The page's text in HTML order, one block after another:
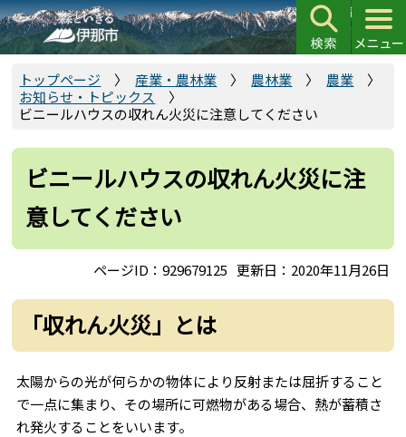
こ
の
ペ
先
トップページ 産業・農林業 農林業
農業
お知らせ・トピックス
ビニールハウスの収れん火災に注意してください
ビニールハウスの収れん火災に注
意してください
ページID：929679125 更新日：2020年11月26日
「収れん火災」とは
太陽からの光が何らかの物体により反射または屈折すること
で一点に集まり、その場所に可燃物がある場合、熱が蓄積さ
れ発火することをいいます。